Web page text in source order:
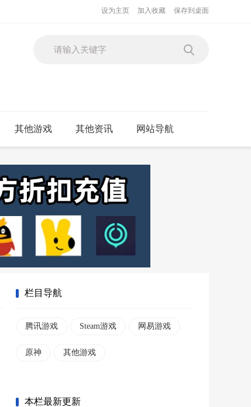
设为主页 加入收藏 保存到桌面
其他游戏 其他资讯 网站导航
栏目导航
腾讯游戏 Steam游戏 网易游戏
原神 其他游戏
本栏最新更新